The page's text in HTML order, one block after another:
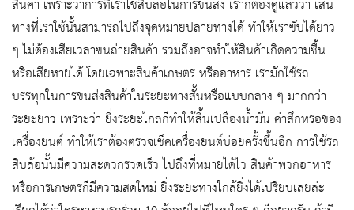
สินค้า เพราะว่าการที่เราใช้สิบล้อในการขนส่ง เราก็ต้องดูแล้วว่า เส้น
ทางที่เราใช้นั้นสามารถไปถึงจุดหมายปลายทางได้ ทำให้เราขับได้ยาว
ๆ ไม่ต้องเสียเวลาขนถ่ายสินค้า รวมถึงอาจทำให้สินค้าเกิดความชื้น
หรือเสียหายได้ โดยเฉพาะสินค้าเกษตร หรืออาหาร เรามักใช้รถ
บรรทุกในการขนส่งสินค้าในระยะทางสั้นหรือแบบกลาง ๆ มากกว่า
ระยะยาว เพราะว่า ยิ่งระยะไกลก็ทำให้สิ้นเปลืองน้ำมัน ค่าสึกหรอของ
เครื่องยนต์ ทำให้เราต้องตรวจเช็คเครื่องยนต์บ่อยครั้งขึ้นอีก การใช้รถ
สิบล้อนั้นมีความสะดวกรวดเร็ว ไปถึงที่หมายได้ไว สินค้าพวกอาหาร
หรือการเกษตรก็มีความสดใหม่ ยิ่งระยะทางใกล้ยิ่งได้เปรียบเลยล่ะ